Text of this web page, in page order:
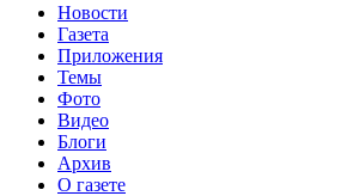
Новости
Газета
Приложения
Темы
Фото
Видео
Блоги
Архив
О газете